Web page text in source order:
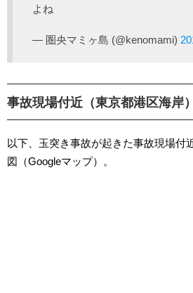
よね
— 圏央マミヶ島 (@kenomami)
事故現場付近（東京都港区海岸
以下、玉突き事故が起きた事故現場付
図（Googleマップ）。